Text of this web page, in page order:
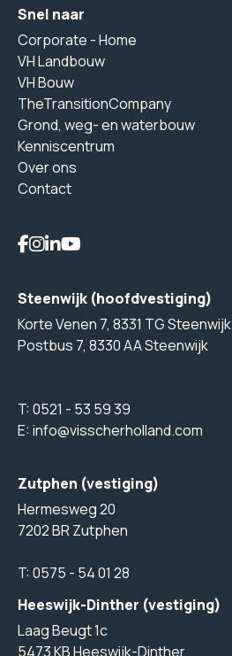
Snel naar
Corporate - Home
VH Landbouw
VH Bouw
TheTransitionCompany
Grond, weg- en waterbouw
Kenniscentrum
Over ons
Contact
Steenwijk (hoofdvestiging)
Korte Venen 7, 8331 TG Steenwijk
Postbus 7, 8330 AA Steenwijk
T:0521 - 53 59 39
E:info@visscherholland.com
Zutphen (vestiging)
Hermesweg 20
7202 BR Zutphen
T:0575 - 54 01 28
Heeswijk-Dinther (vestiging)
Laag Beugt 1c
5473 KB Heeswijk-Dinther